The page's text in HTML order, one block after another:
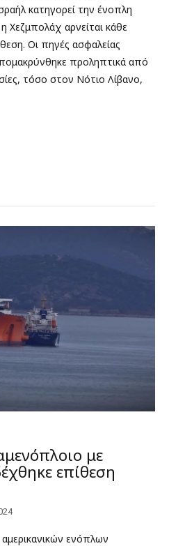
κατηγορεί την ένοπλη
Χεζμπολάχ αρνείται κάθε
Οι πηγές ασφαλείας
προληπτικά από
τόσο στον Νότιο Λίβανο,
με
επίθεση
ενόπλων